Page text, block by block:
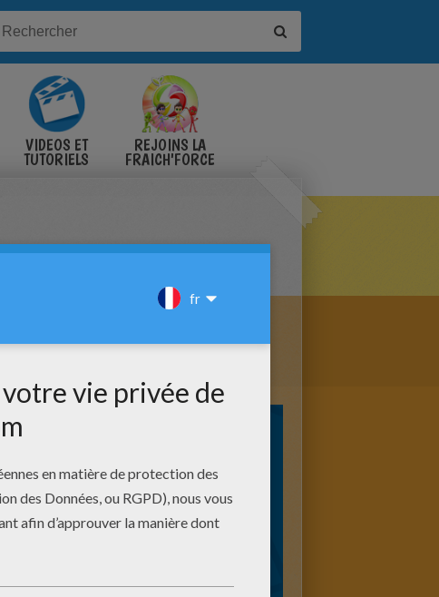
VIDÉOS ET
TUTORIELS
REJOINS LA
FRAICH'FORCE